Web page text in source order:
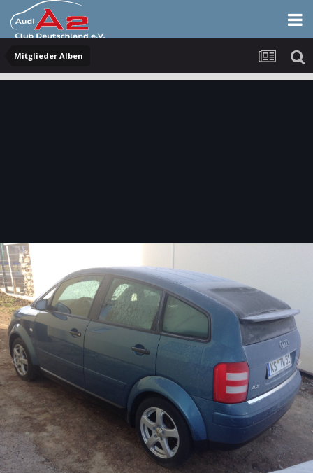
Mitglieder Alben